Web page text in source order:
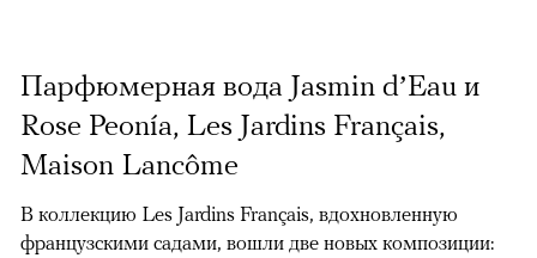
Парфюмерная вода Jasmin d’Eau и
Rose Peonía, Les Jardins Français,
Maison Lancôme
В коллекцию Les Jardins Français, вдохновленную
французскими садами, вошли две новых композиции: